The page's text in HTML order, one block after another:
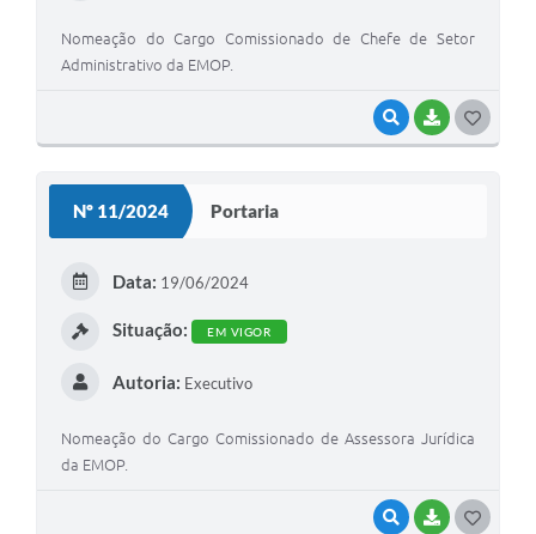
VISUALIZAR
BAIXAR
Nomeação do Cargo Comissionado de Chefe de Setor
Administrativo da EMOP.
Nº 11/2024 Portaria
VISUALIZAR
BAIXAR
Data: 19/06/2024
Situação: EM VIGOR
Autoria: Executivo
Nomeação do Cargo Comissionado de Assessora Jurídica
da EMOP.